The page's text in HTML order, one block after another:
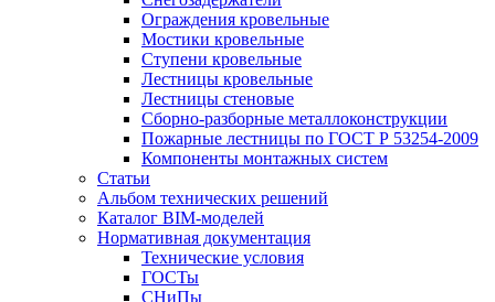
Ограждения кровельные
Мостики кровельные
Ступени кровельные
Лестницы кровельные
Лестницы стеновые
Сборно-разборные металлоконструкции
Пожарные лестницы по ГОСТ Р 53254-2009
Компоненты монтажных систем
Статьи
Альбом технических решений
Каталог BIM-моделей
Нормативная документация
Технические условия
ГОСТы
СНиПы